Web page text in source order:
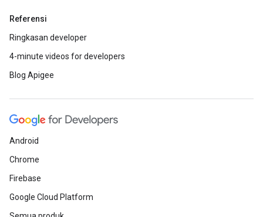
Referensi
Ringkasan developer
4-minute videos for developers
Blog Apigee
Android
Chrome
Firebase
Google Cloud Platform